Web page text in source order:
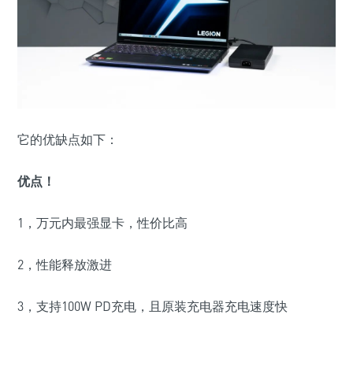
它的优缺点如下：
优点！
1，万元内最强显卡，性价比高
2，性能释放激进
3，支持100W PD充电，且原装充电器充电速度快